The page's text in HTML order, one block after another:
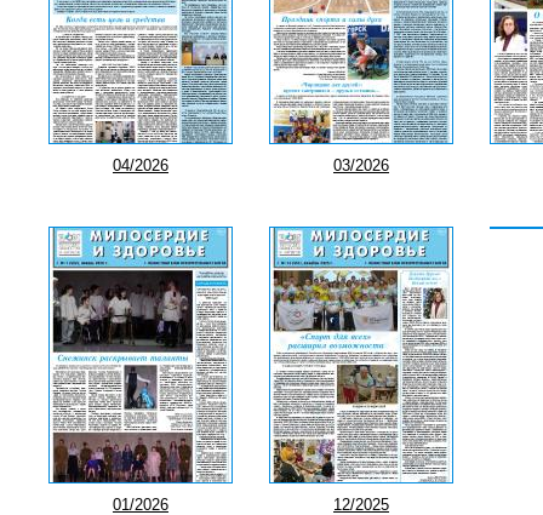
04/2026 03/2026
01/2026 12/2025